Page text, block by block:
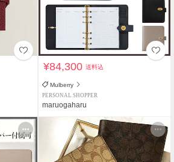
¥84,300送料込
Mulberry
PERSONAL SHOPPER
maruogaharu